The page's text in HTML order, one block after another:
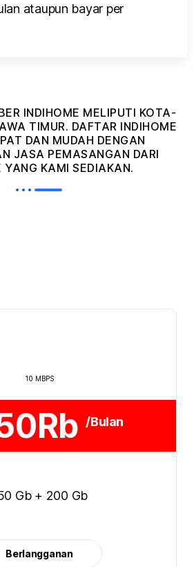
ataupun bayar per
INDIHOME MELIPUTI KOTA-
TIMUR. DAFTAR INDIHOME
DAN MUDAH DENGAN
JASA PEMASANGAN DARI
YANG KAMI SEDIAKAN.
10 MBPS
/Bulan
Gb + 200 Gb
Berlangganan